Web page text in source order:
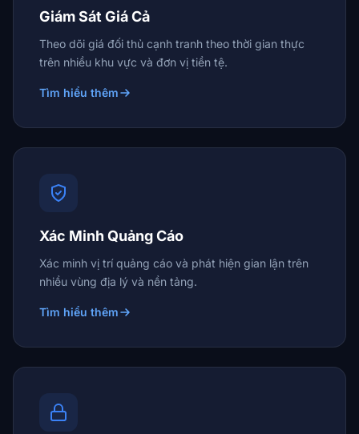
Giám Sát Giá Cả
Theo dõi giá đối thủ cạnh tranh theo thời gian thực
trên nhiều khu vực và đơn vị tiền tệ.
Tìm hiểu thêm
Xác Minh Quảng Cáo
Xác minh vị trí quảng cáo và phát hiện gian lận trên
nhiều vùng địa lý và nền tảng.
Tìm hiểu thêm